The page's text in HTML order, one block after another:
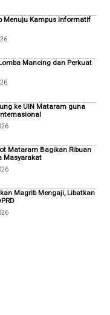
Menuju Kampus Informatif
Mancing dan Perkuat
ke UIN Mataram guna
Mataram Bagikan Ribuan
Masyarakat
Magrib Mengaji, Libatkan